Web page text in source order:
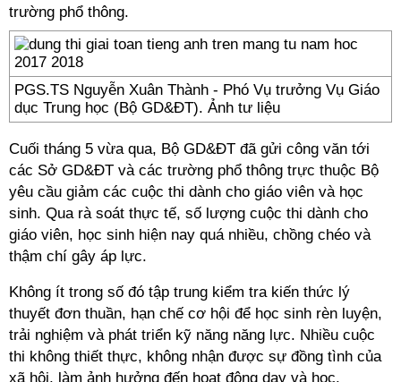
trường phổ thông.
PGS.TS Nguyễn Xuân Thành - Phó Vụ trưởng Vụ Giáo
dục Trung học (Bộ GD&ĐT). Ảnh tư liệu
Cuối tháng 5 vừa qua, Bộ GD&ĐT đã gửi công văn tới
các Sở GD&ĐT và các trường phổ thông trực thuộc Bộ
yêu cầu giảm các cuộc thi dành cho giáo viên và học
sinh. Qua rà soát thực tế, số lượng cuộc thi dành cho
giáo viên, học sinh hiện nay quá nhiều, chồng chéo và
thậm chí gây áp lực.
Không ít trong số đó tập trung kiểm tra kiến thức lý
thuyết đơn thuần, hạn chế cơ hội để học sinh rèn luyện,
trải nghiệm và phát triển kỹ năng năng lực. Nhiều cuộc
thi không thiết thực, không nhận được sự đồng tình của
xã hội, làm ảnh hưởng đến hoạt động dạy và học.